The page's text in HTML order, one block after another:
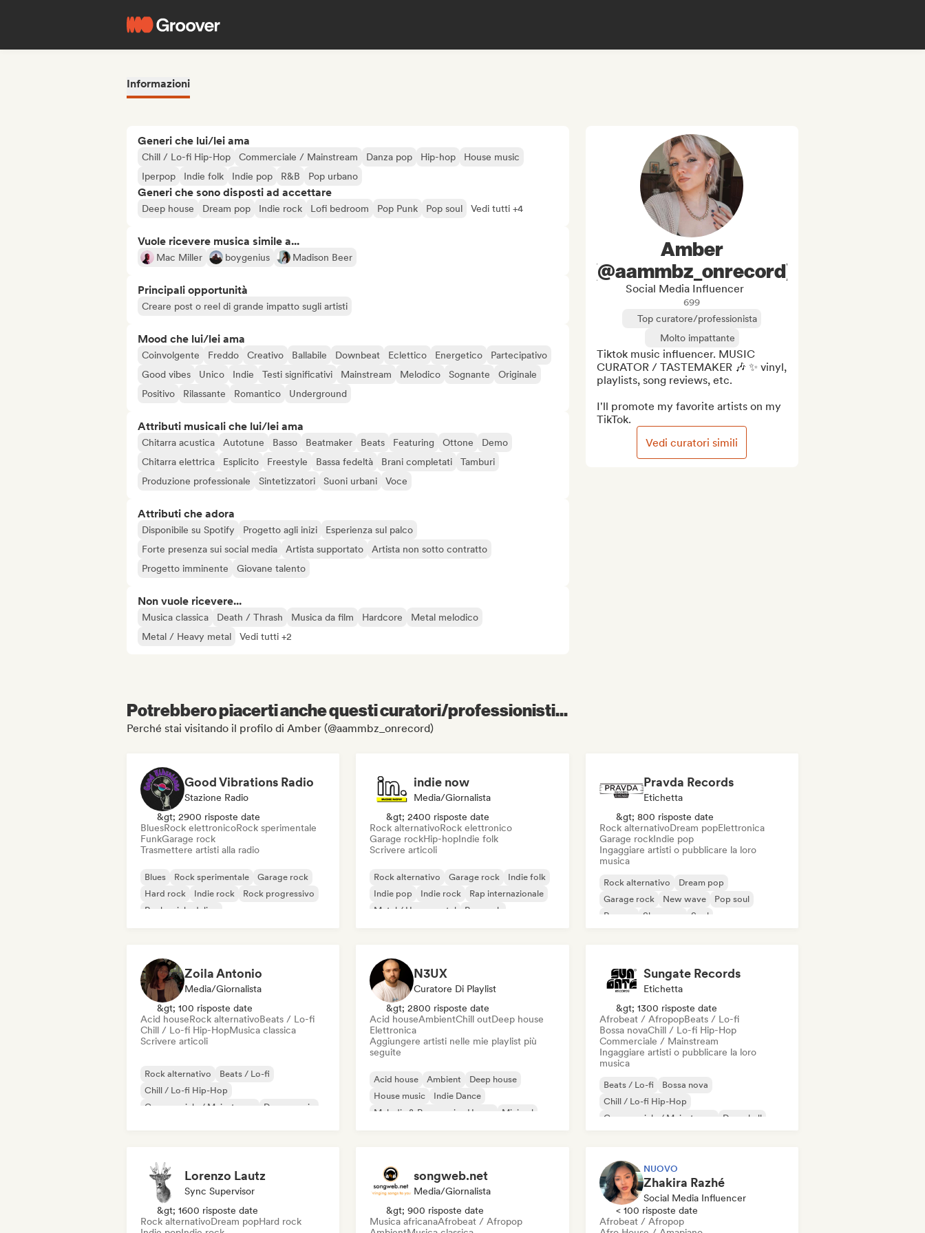
Informazioni
Generi che lui/lei ama
Chill / Lo-fi Hip-Hop Commerciale / Mainstream Danza pop Hip-hop
House music
Iperpop
Indie folk Indie pop R&B Pop urbano
Generi che sono disposti ad accettare
Deep house Dream pop Indie rock Lofi bedroom Pop Punk Pop soul Vedi tutti +4
Vuole ricevere musica simile a...
Mac Miller boygenius Madison Beer
Principali opportunità
Creare post o reel di grande impatto sugli artisti
Mood che lui/lei ama
Coinvolgente Freddo Creativo Ballabile Downbeat Eclettico Energetico
Partecipativo
Good vibes
Unico Indie Testi significativi Mainstream Melodico Sognante
Originale
Positivo
Rilassante Romantico Underground
Attributi musicali che lui/lei ama
Chitarra acustica Autotune Basso Beatmaker Beats Featuring Ottone
Demo
Chitarra elettrica
Esplicito Freestyle Bassa fedeltà Brani completati
Tamburi
Produzione professionale
Sintetizzatori Suoni urbani Voce
Attributi che adora
Disponibile su Spotify Progetto agli inizi
Esperienza sul palco
Forte presenza sui social media
Artista supportato
Artista non sotto contratto
Progetto imminente
Giovane talento
Non vuole ricevere...
Musica classica Death / Thrash Musica da film Hardcore
Metal melodico
Metal / Heavy metal
Vedi tutti +2
Amber
(@aammbz_onrecord)
Social Media Influencer
699
Top curatore/professionista
Molto impattante
Tiktok music influencer. MUSIC
CURATOR / TASTEMAKER 🎶 ✨ vinyl,
playlists, song reviews, etc.
I'll promote my favorite artists on my
TikTok.
Vedi curatori simili
Potrebbero piacerti anche questi curatori/professionisti...
Perché stai visitando il profilo di Amber (@aammbz_onrecord)
Good Vibrations Radio
Stazione Radio
&gt; 2900 risposte date
BluesRock elettronicoRock sperimentale
FunkGarage rock
Trasmettere artisti alla radio
Blues Rock sperimentale
Garage rock
Hard rock
Indie rock
Rock progressivo
Rock psichedelico
indie now
Media/Giornalista
&gt; 2400 risposte date
Rock alternativoRock elettronico
Garage rockHip-hopIndie folk
Scrivere articoli
Rock alternativo Garage rock
Indie folk
Indie pop
Indie rock
Rap internazionale
Metal / Heavy metal
Pop rock
Pravda Records
Etichetta
&gt; 800 risposte date
Rock alternativoDream popElettronica
Garage rockIndie pop
Ingaggiare artisti o pubblicare la loro
musica
Rock alternativo
Dream pop
Garage rock
New wave
Pop soul
Reggae
Shoegaze Soul
Zoila Antonio
Media/Giornalista
&gt; 100 risposte date
Acid houseRock alternativoBeats / Lo-fi
Chill / Lo-fi Hip-HopMusica classica
Scrivere articoli
Rock alternativo
Beats / Lo-fi
Chill / Lo-fi Hip-Hop
Commerciale / Mainstream
Dance music
N3UX
Curatore Di Playlist
&gt; 2800 risposte date
Acid houseAmbientChill outDeep house
Elettronica
Aggiungere artisti nelle mie playlist più
seguite
Acid house Ambient
Deep house
House music
Indie Dance
Melodic & Progressive House
Minimal
Sungate Records
Etichetta
&gt; 1300 risposte date
Afrobeat / AfropopBeats / Lo-fi
Bossa novaChill / Lo-fi Hip-Hop
Commerciale / Mainstream
Ingaggiare artisti o pubblicare la loro
musica
Beats / Lo-fi
Bossa nova
Chill / Lo-fi Hip-Hop
Commerciale / Mainstream
Dancehall
Lorenzo Lautz
Sync Supervisor
&gt; 1600 risposte date
Rock alternativoDream popHard rock
songweb.net
Media/Giornalista
&gt; 900 risposte date
Musica africanaAfrobeat / Afropop
NUOVO
Zhakira Razhé
Social Media Influencer
< 100 risposte date
Afrobeat / Afropop